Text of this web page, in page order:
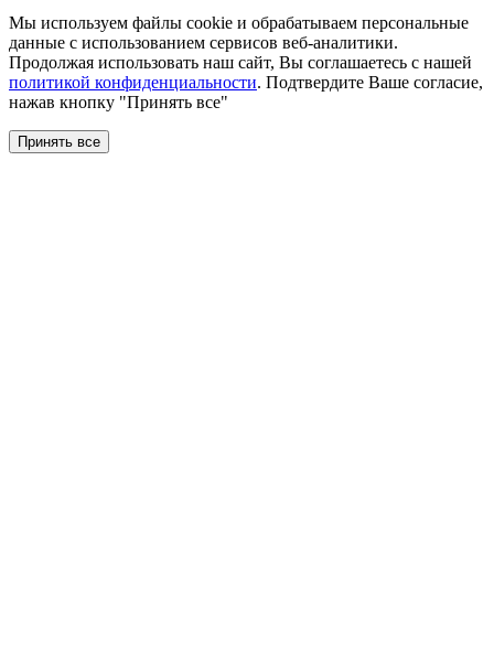
Мы используем файлы сookie и обрабатываем персональные
данные с использованием сервисов веб-аналитики.
Продолжая использовать наш сайт, Вы соглашаетесь с нашей
политикой конфиденциальности. Подтвердите Ваше согласие,
нажав кнопку "Принять все"
Принять все